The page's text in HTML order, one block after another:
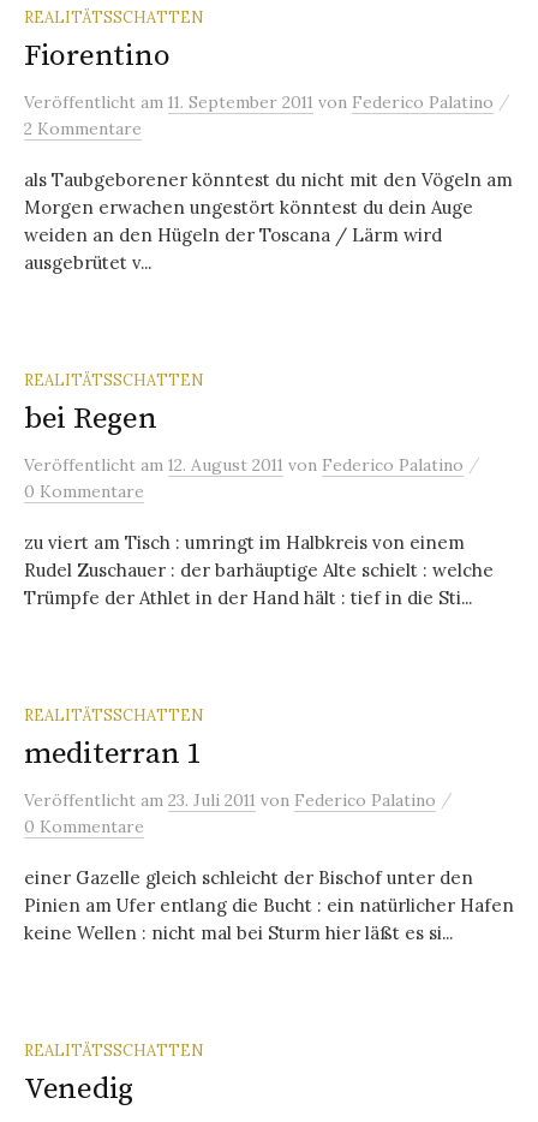
REALITÄTSSCHATTEN
Fiorentino
Veröffentlicht am 11. September 2011 von Federico Palatino /
2 Kommentare
als Taubgeborener könntest du nicht mit den Vögeln am
Morgen erwachen ungestört könntest du dein Auge
weiden an den Hügeln der Toscana / Lärm wird
ausgebrütet v...
REALITÄTSSCHATTEN
bei Regen
Veröffentlicht am 12. August 2011 von Federico Palatino /
0 Kommentare
zu viert am Tisch : umringt im Halbkreis von einem
Rudel Zuschauer : der barhäuptige Alte schielt : welche
Trümpfe der Athlet in der Hand hält : tief in die Sti...
REALITÄTSSCHATTEN
mediterran 1
Veröffentlicht am 23. Juli 2011 von Federico Palatino /
0 Kommentare
einer Gazelle gleich schleicht der Bischof unter den
Pinien am Ufer entlang die Bucht : ein natürlicher Hafen
keine Wellen : nicht mal bei Sturm hier läßt es si...
REALITÄTSSCHATTEN
Venedig